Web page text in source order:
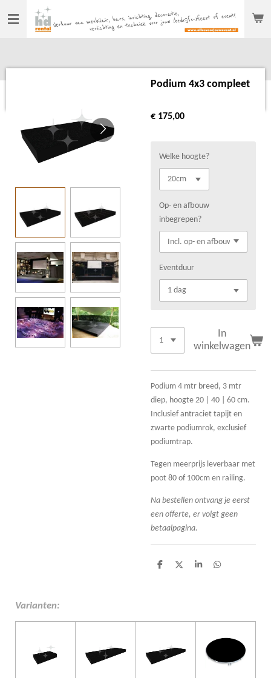
Ga
direct
hoofdinhoud
Podium 4x3 compleet
€ 175,00
Welke hoogte?
Op- en afbouw
inbegrepen?
Eventduur
In
winkelwagen
Podium 4 mtr breed, 3 mtr
diep, hoogte 20 | 40 | 60 cm.
Inclusief antraciet tapijt en
zwarte podiumrok, exclusief
podiumtrap.
Tegen meerprijs leverbaar met
poot 80 of 100cm en railing.
Na bestellen ontvang je eerst
een offerte, er volgt geen
betaalpagina.
D
D
S
D
Varianten: